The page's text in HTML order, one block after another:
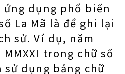
dụng phổ biến
La Mã là để ghi lại
sử. Ví dụ, năm
trong chữ số
sử dụng bảng chữ